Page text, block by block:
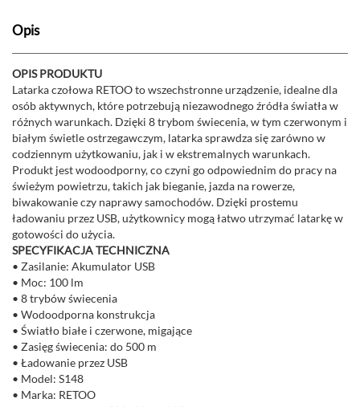
Opis
OPIS PRODUKTU
Latarka czołowa RETOO to wszechstronne urządzenie, idealne dla
osób aktywnych, które potrzebują niezawodnego źródła światła w
różnych warunkach. Dzięki 8 trybom świecenia, w tym czerwonym i
białym świetle ostrzegawczym, latarka sprawdza się zarówno w
codziennym użytkowaniu, jak i w ekstremalnych warunkach.
Produkt jest wodoodporny, co czyni go odpowiednim do pracy na
świeżym powietrzu, takich jak bieganie, jazda na rowerze,
biwakowanie czy naprawy samochodów. Dzięki prostemu
ładowaniu przez USB, użytkownicy mogą łatwo utrzymać latarkę w
gotowości do użycia.
SPECYFIKACJA TECHNICZNA
• Zasilanie: Akumulator USB
• Moc: 100 lm
• 8 trybów świecenia
• Wodoodporna konstrukcja
• Światło białe i czerwone, migające
• Zasięg świecenia: do 500 m
• Ładowanie przez USB
• Model: S148
• Marka: RETOO